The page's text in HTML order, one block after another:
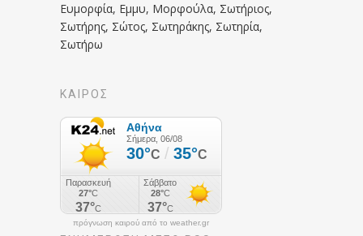
Ευμορφία, Εμμυ, Μορφούλα, Σωτήριος,
Σωτήρης, Σώτος, Σωτηράκης, Σωτηρία,
Σωτήρω
ΚΑΙΡΟΣ
πρόγνωση καιρού από το weather.gr